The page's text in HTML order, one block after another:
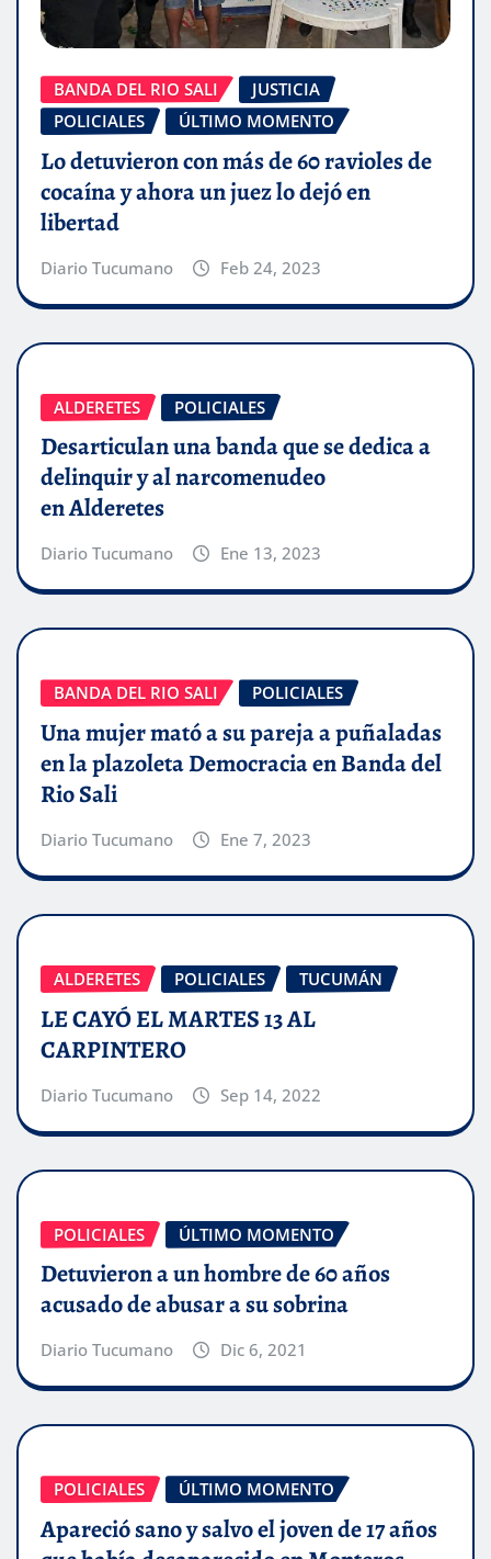
BANDA DEL RIO SALI
JUSTICIA
POLICIALES
ÚLTIMO MOMENTO
Lo detuvieron con más de 60 ravioles de
cocaína y ahora un juez lo dejó en
libertad
Diario Tucumano Feb 24, 2023
ALDERETES POLICIALES
Desarticulan una banda que se dedica a
delinquir y al narcomenudeo
en Alderetes
Diario Tucumano Ene 13, 2023
BANDA DEL RIO SALI POLICIALES
Una mujer mató a su pareja a puñaladas
en la plazoleta Democracia en Banda del
Rio Sali
Diario Tucumano Ene 7, 2023
ALDERETES POLICIALES TUCUMÁN
LE CAYÓ EL MARTES 13 AL
CARPINTERO
Diario Tucumano Sep 14, 2022
POLICIALES ÚLTIMO MOMENTO
Detuvieron a un hombre de 60 años
acusado de abusar a su sobrina
Diario Tucumano Dic 6, 2021
POLICIALES ÚLTIMO MOMENTO
Apareció sano y salvo el joven de 17 años